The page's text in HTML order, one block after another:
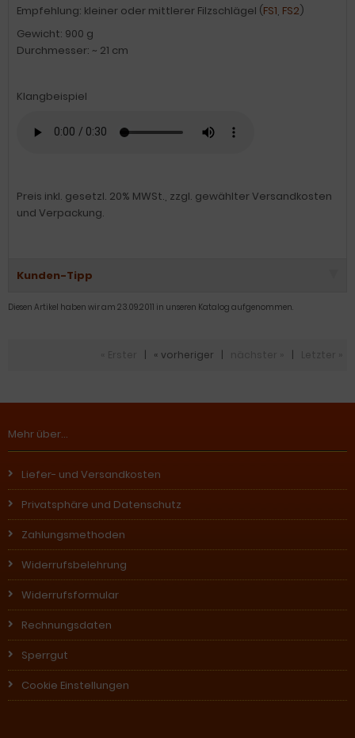
Empfehlung: kleiner oder mittlerer Filzschlägel (FS1, FS2)
Gewicht: 900 g
Durchmesser: ~ 21 cm
Klangbeispiel
Preis inkl. gesetzl. 20% MWSt., zzgl. gewählter Versandkosten
und Verpackung.
Kunden-Tipp
Diesen Artikel haben wir am 23.09.2011 in unseren Katalog aufgenommen.
« vorheriger
Mehr über...
Liefer- und Versandkosten
Privatsphäre und Datenschutz
Zahlungsmethoden
Widerrufsbelehrung
Widerrufsformular
Rechnungsdaten
Sperrgut
Cookie Einstellungen